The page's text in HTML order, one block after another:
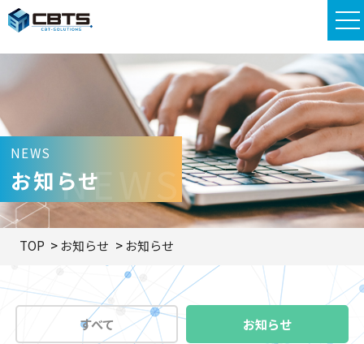
NEWS
お知らせNEWS
TOP お知らせ お知らせ
すべて お知らせ